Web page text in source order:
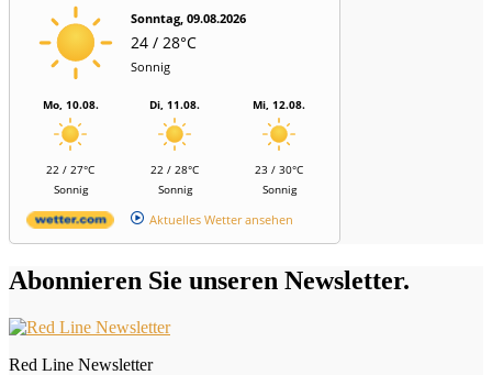
Sonntag, 09.08.2026
24 / 28°C
Sonnig
Mo, 10.08.
22 / 27°C
Sonnig
Di, 11.08.
22 / 28°C
Sonnig
Mi, 12.08.
23 / 30°C
Sonnig
Aktuelles Wetter ansehen
Abonnieren Sie unseren Newsletter.
Red Line Newsletter